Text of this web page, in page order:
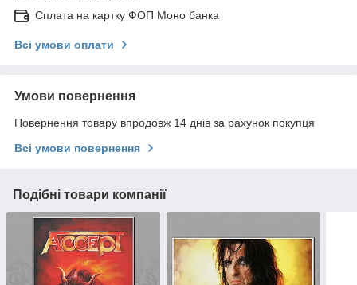
Сплата на картку ФОП Моно банка
Всі умови оплати
Умови повернення
Повернення товару впродовж 14 днів за рахунок покупця
Всі умови повернення
Подібні товари компанії